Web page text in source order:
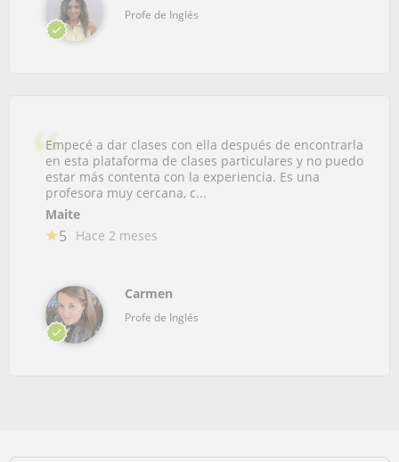
Profe de Inglés
Empecé a dar clases con ella después de encontrarla
en esta plataforma de clases particulares y no puedo
estar más contenta con la experiencia. Es una
profesora muy cercana, c...
Maite
5 Hace 2 meses
Carmen
Profe de Inglés